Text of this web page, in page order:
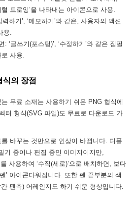
털 드로잉’을 나타내는 아이콘으로 사용.
하기’, ‘메모하기’와 같은, 사용자의 액션
용.
‘글쓰기(포스팅)’, ‘수정하기’와 같은 집필
사용.
식의 장점
무료 소재는 사용하기 쉬운 PNG 형식에
터 형식(SVG 파일)도 무료로 다운로드 가
바꾸는 것만으로 인상이 바뀝니다. 디폴
기 중이나 편집 중인 이미지이지만,
사용하여 ‘수직(세로)’으로 배치하면, 보다
’ 아이콘다워집니다. 또한 펜 끝부분의 색
펜촉) 어레인지도 하기 쉬운 형상입니다.